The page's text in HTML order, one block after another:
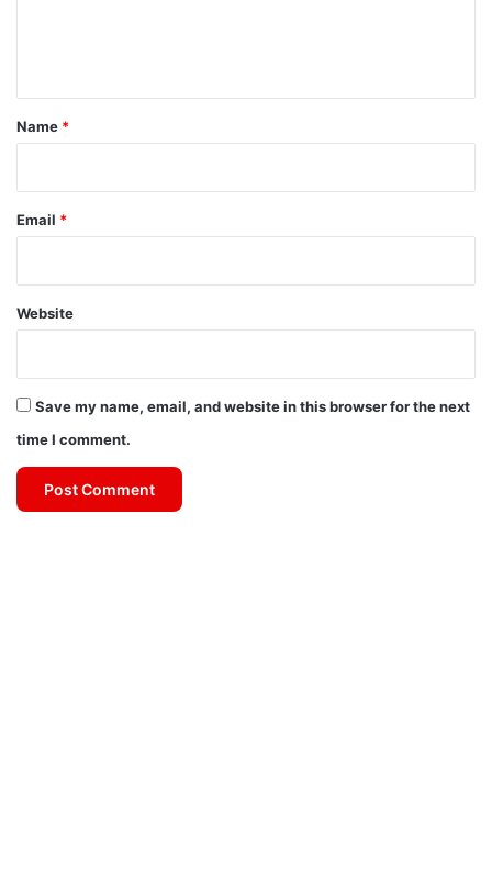
*
Name *
Email *
Website
Save my name, email, and website in this browser for the next
time I comment.